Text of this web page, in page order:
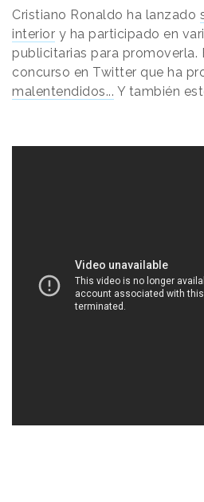
Cristiano Ronaldo ha lanzado
interior y ha participado en
publicitarias para promoverla.
concurso en Twitter que ha
malentendidos... Y también